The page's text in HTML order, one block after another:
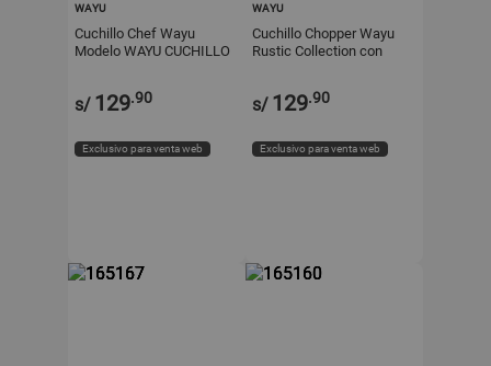
WAYU
Cuchillo Chef Wayu
Modelo WAYU CUCHILLO
s/ 129.90
Exclusivo para venta web
WAYU
Cuchillo Chopper Wayu
Rustic Collection con
s/ 129.90
Exclusivo para venta web